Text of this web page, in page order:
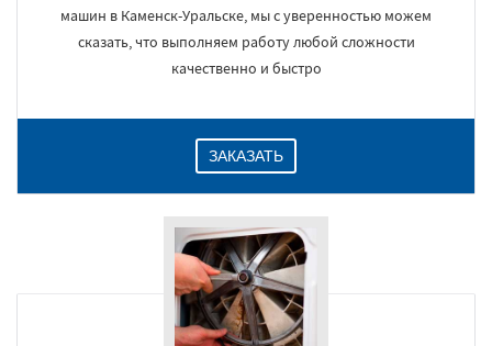
машин в Каменск-Уральске, мы с уверенностью можем
сказать, что выполняем работу любой сложности
качественно и быстро
ЗАКАЗАТЬ